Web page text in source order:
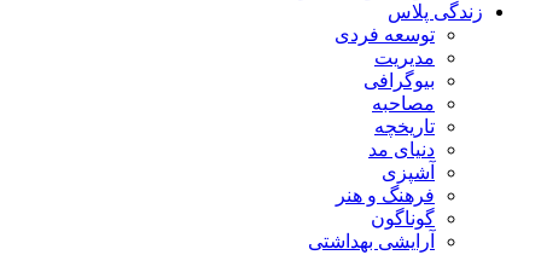
زندگی پلاس
توسعه فردی
مدیریت
بیوگرافی
مصاحبه
تاریخچه
دنیای مد
آشپزی
فرهنگ و هنر
گوناگون
آرایشی بهداشتی